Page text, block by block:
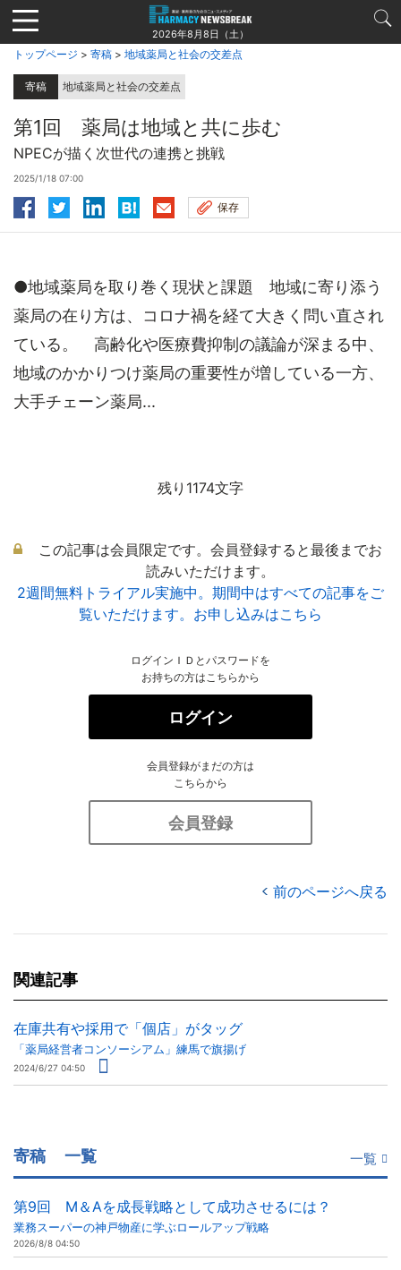
Jump
to
navigation
2026年8月8日（土）
トップページ > 寄稿 > 地域薬局と社会の交差点
寄稿 地域薬局と社会の交差点
第1回 薬局は地域と共に歩む
NPECが描く次世代の連携と挑戦
2025/1/18 07:00
保存
●地域薬局を取り巻く現状と課題 地域に寄り添う
薬局の在り方は、コロナ禍を経て大きく問い直され
ている。 高齢化や医療費抑制の議論が深まる中、
地域のかかりつけ薬局の重要性が増している一方、
大手チェーン薬局...
残り1174文字
この記事は会員限定です。会員登録すると最後までお
読みいただけます。
2週間無料トライアル実施中。期間中はすべての記事をご
覧いただけます。お申し込みはこちら
ログインＩＤとパスワードを
お持ちの方はこちらから
ログイン
会員登録がまだの方は
こちらから
会員登録
前のページへ戻る
関連記事
在庫共有や採用で「個店」がタッグ
「薬局経営者コンソーシアム」練馬で旗揚げ
2024/6/27 04:50
寄稿 一覧 一覧
第9回 M＆Aを成長戦略として成功させるには？
業務スーパーの神戸物産に学ぶロールアップ戦略
2026/8/8 04:50